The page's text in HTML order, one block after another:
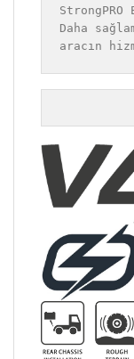
Daha
aracın